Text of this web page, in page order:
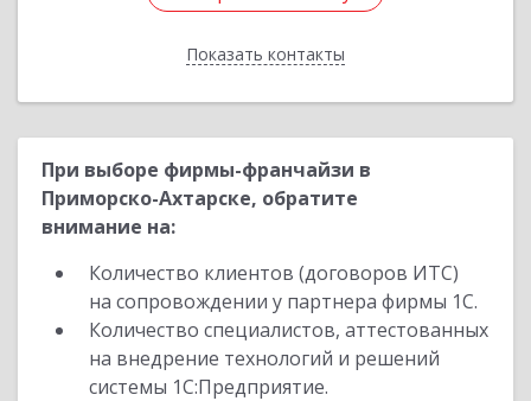
Показать контакты
Назад
При выборе фирмы-франчайзи в
Приморско-Ахтарске, обратите
внимание на:
Количество клиентов (договоров ИТС)
на сопровождении у партнера фирмы 1С.
Количество специалистов, аттестованных
на внедрение технологий и решений
системы 1С:Предприятие.